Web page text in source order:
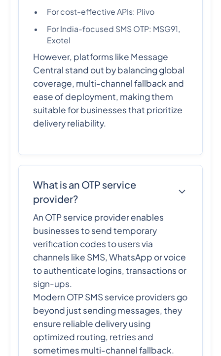
For cost-effective APIs: Plivo
For India-focused SMS OTP: MSG91,
Exotel
However, platforms like Message
Central stand out by balancing global
coverage, multi-channel fallback and
ease of deployment, making them
suitable for businesses that prioritize
delivery reliability.
What is an OTP service
provider?
An OTP service provider enables
businesses to send temporary
verification codes to users via
channels like SMS, WhatsApp or voice
to authenticate logins, transactions or
sign-ups.
Modern OTP SMS service providers go
beyond just sending messages, they
ensure reliable delivery using
optimized routing, retries and
sometimes multi-channel fallback.